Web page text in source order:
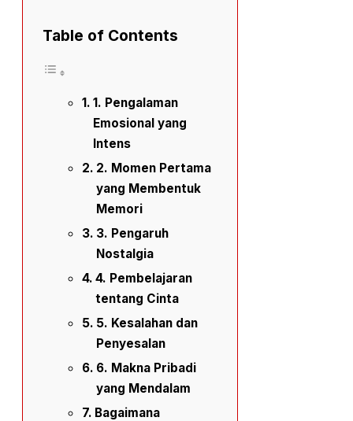
Table of Contents
1. Pengalaman
Emosional yang
Intens
2. Momen Pertama
yang Membentuk
Memori
3. Pengaruh
Nostalgia
4. Pembelajaran
tentang Cinta
5. Kesalahan dan
Penyesalan
6. Makna Pribadi
yang Mendalam
Bagaimana